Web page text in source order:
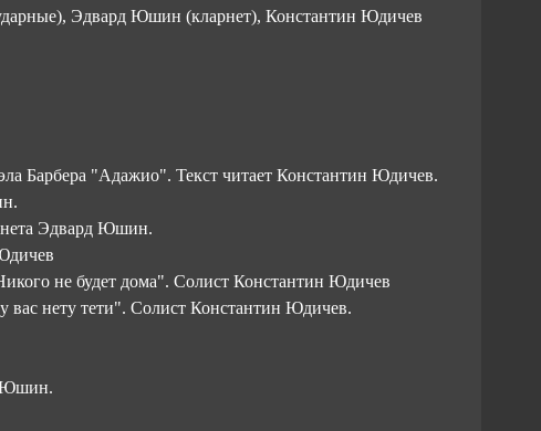
Эдвард Юшин (кларнет), Константин Юдичев
Барбера "Адажио". Текст читает Константин Юдичев.
Эдвард Юшин.
не будет дома". Солист Константин Юдичев
нету тети". Солист Константин Юдичев.
Юшин.